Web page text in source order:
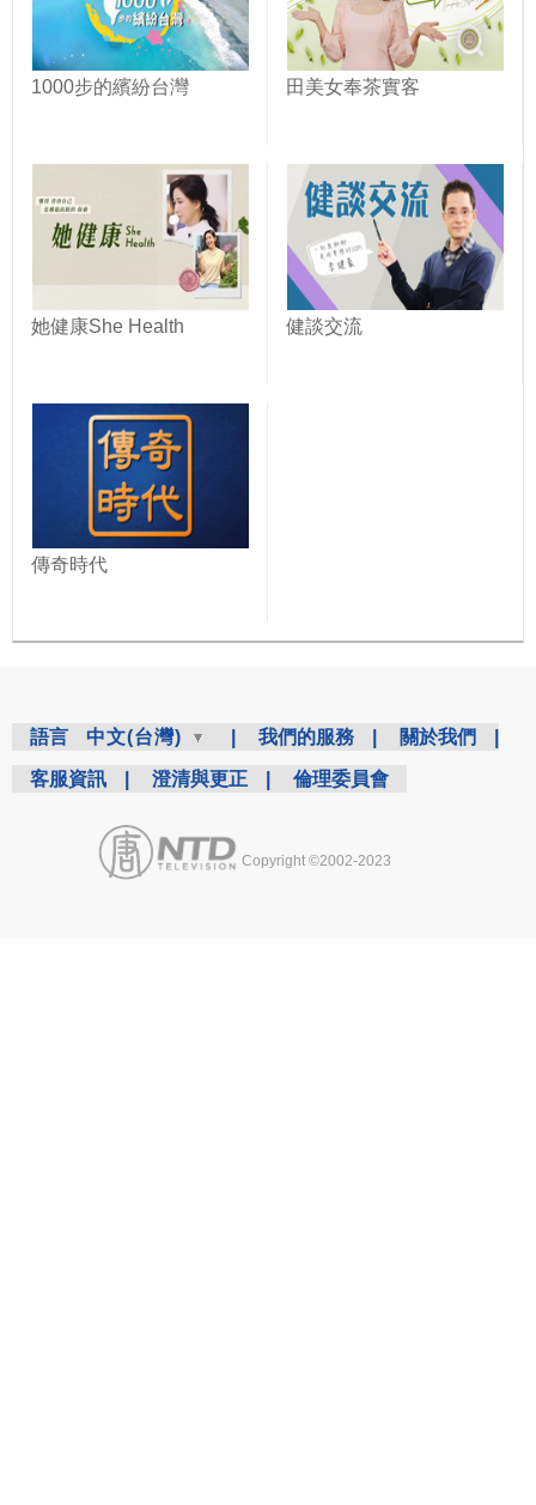
1000步的繽紛台灣 田美女奉茶實客
她健康She Health 健談交流
傳奇時代
語言 中文(台灣) 我們的服務 關於我們
客服資訊 澄清與更正 倫理委員會
Copyright ©2002-2023